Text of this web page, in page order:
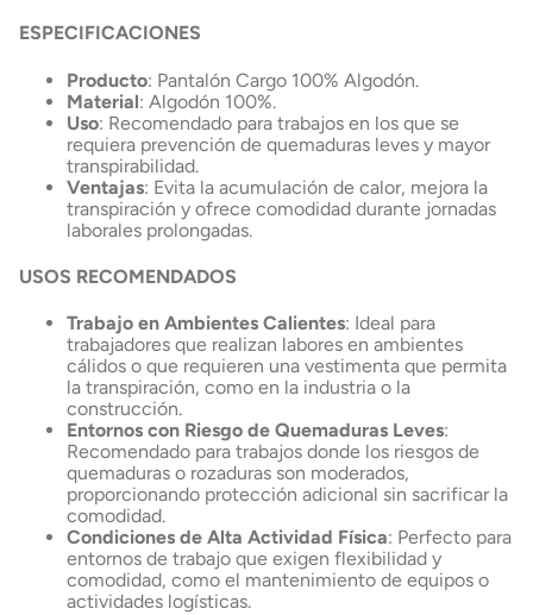
ESPECIFICACIONES
Producto: Pantalón Cargo 100% Algodón.
Material: Algodón 100%.
Uso: Recomendado para trabajos en los que se
requiera prevención de quemaduras leves y mayor
transpirabilidad.
Ventajas: Evita la acumulación de calor, mejora la
transpiración y ofrece comodidad durante jornadas
laborales prolongadas.
USOS RECOMENDADOS
Trabajo en Ambientes Calientes: Ideal para
trabajadores que realizan labores en ambientes
cálidos o que requieren una vestimenta que permita
la transpiración, como en la industria o la
construcción.
Entornos con Riesgo de Quemaduras Leves:
Recomendado para trabajos donde los riesgos de
quemaduras o rozaduras son moderados,
proporcionando protección adicional sin sacrificar la
comodidad.
Condiciones de Alta Actividad Física: Perfecto para
entornos de trabajo que exigen flexibilidad y
comodidad, como el mantenimiento de equipos o
actividades logísticas.